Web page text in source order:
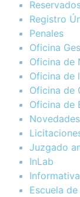
Registro
Penales
Oficina
Oficina de
Oficina de
Oficina de
Oficina de
Novedades
Juzgado
InLab
Escuela